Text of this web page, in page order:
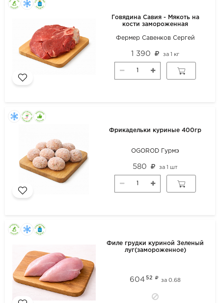
Говядина Савия - Мякоть на
кости замороженная
Фермер Савенков Сергей
1 390 за1 кг
Фрикадельки куриные 400гр
OGOROD Гурмэ
580 за1 шт
Филе грудки куриной Зеленый
луг(замороженное)
604 52 за0.68